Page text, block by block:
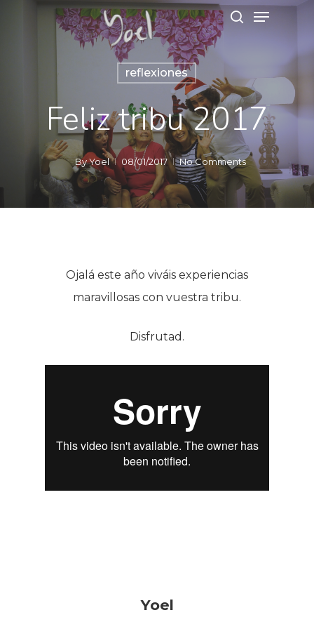
Hit enter to search or ESC to close
reflexiones
Feliz tribu 2017
ByYoel 08/01/2017 No Comments
Ojalá este año viváis experiencias
maravillosas con vuestra tribu.
Disfrutad.
Yoel